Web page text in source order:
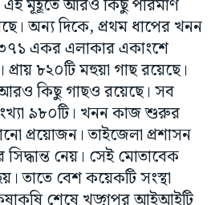
মূহূর্তে আরও কিছু পরিমাণ
অন্য দিকে, প্রথম ধাপের খনন
একর এলাকার একাংশে
৮২০টি মহুয়া গাছ রয়েছে।
কিছু গাছও রয়েছে। সব
৯৮০টি। খনন কাজ শুরুর
প্রয়োজন। তাইজেলা প্রশাসন
নেয়। সেই মোতাবেক
তাতে বেশ কয়েকটি সংস্থা